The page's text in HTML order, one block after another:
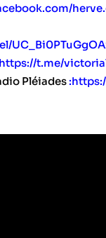
https://t.me/
Pléiades :